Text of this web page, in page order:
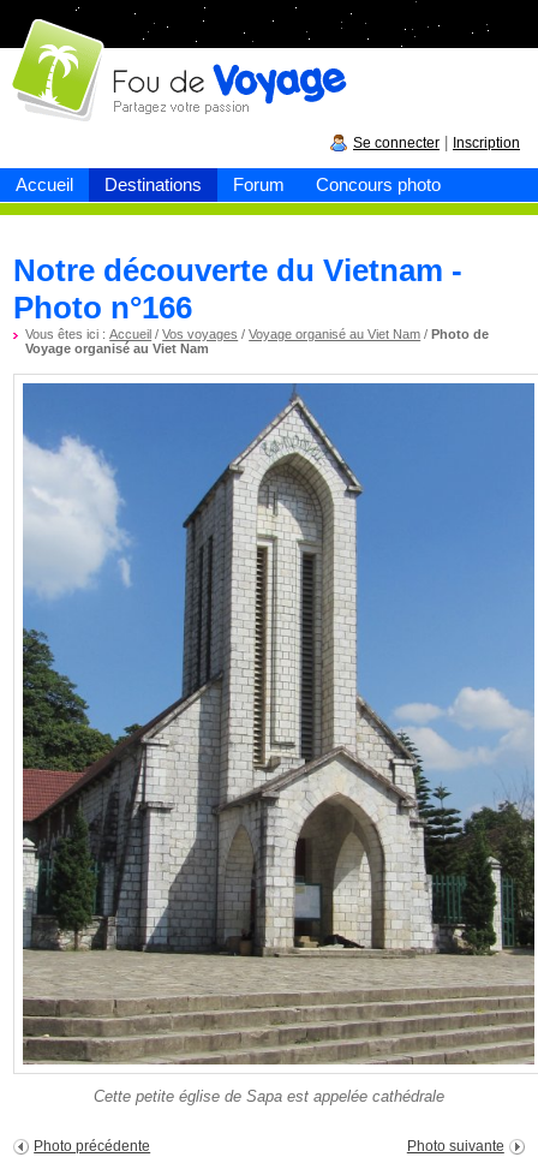
Accueil Destinations Forum Concours photo
Fou devoyage
Se connecter Inscription
Notre découverte du Vietnam -
Photo n°166
Vous êtes ici :Accueil /Vos voyages /Voyage organisé au Viet Nam /Photo de
Voyage organisé au Viet Nam
Cette petite église de Sapa est appelée cathédrale
Photo précédente Photo suivante